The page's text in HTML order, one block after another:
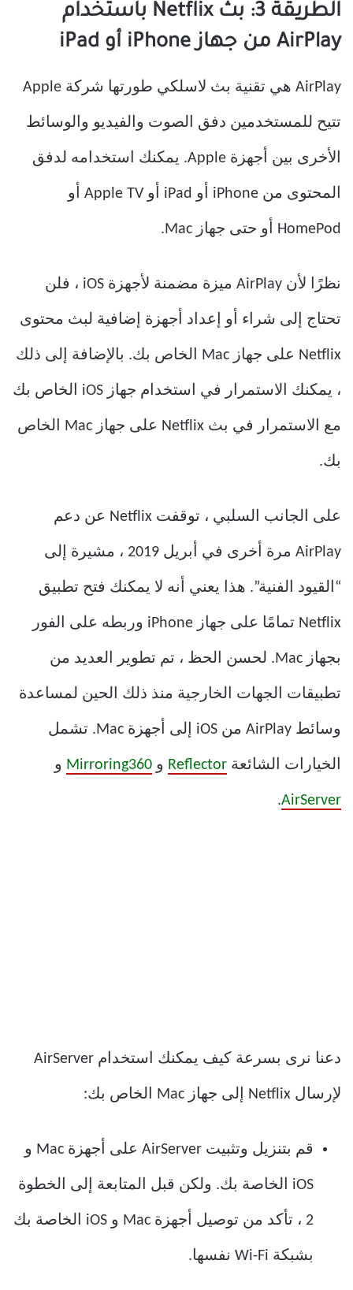
الطريقة 3: بث Netflix باستخدام
AirPlay من جهاز iPhone أو iPad
AirPlay هي تقنية بث لاسلكي طورتها شركة Apple
تتيح للمستخدمين دفق الصوت والفيديو والوسائط
الأخرى بين أجهزة Apple. يمكنك استخدامه لدفق
المحتوى من iPhone أو iPad أو Apple TV أو
HomePod أو حتى جهاز Mac.
نظرًا لأن AirPlay ميزة مضمنة لأجهزة iOS ، فلن
تحتاج إلى شراء أو إعداد أجهزة إضافية لبث محتوى
Netflix على جهاز Mac الخاص بك. بالإضافة إلى ذلك
، يمكنك الاستمرار في استخدام جهاز iOS الخاص بك
مع الاستمرار في بث Netflix على جهاز Mac الخاص
بك.
على الجانب السلبي ، توقفت Netflix عن دعم
AirPlay مرة أخرى في أبريل 2019 ، مشيرة إلى
“القيود الفنية”. هذا يعني أنه لا يمكنك فتح تطبيق
Netflix تمامًا على جهاز iPhone وربطه على الفور
بجهاز Mac. لحسن الحظ ، تم تطوير العديد من
تطبيقات الجهات الخارجية منذ ذلك الحين لمساعدة
وسائط AirPlay من iOS إلى أجهزة Mac. تشمل
الخيارات الشائعة Reflector و Mirroring360 و
AirServer
.
دعنا نرى بسرعة كيف يمكنك استخدام AirServer
لإرسال Netflix إلى جهاز Mac الخاص بك:
قم بتنزيل وتثبيت AirServer على أجهزة Mac و
iOS الخاصة بك. ولكن قبل المتابعة إلى الخطوة
2 ، تأكد من توصيل أجهزة Mac و iOS الخاصة بك
بشبكة Wi-Fi نفسها.